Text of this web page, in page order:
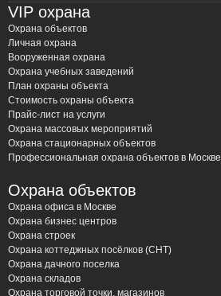
VIP охрана
Охрана объектов
Личная охрана
Вооруженная охрана
Охрана учебных заведений
План охраны объекта
Стоимость охраны объекта
Прайс-лист на услуги
Охрана массовых мероприятий
Охрана стационарных объектов
Профессиональная охрана объектов в Москве
Охрана объектов
Охрана офиса в Москве
Охрана бизнес центров
Охрана строек
Охрана коттеджных посёлков (СНТ)
Охрана дачного поселка
Охрана складов
Охрана торговой точки, магазинов